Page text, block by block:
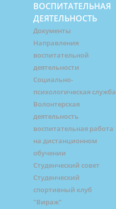
ВОСПИТАТЕЛЬНАЯ
ДЕЯТЕЛЬНОСТЬ
Документы
Направления
воспитательной
деятельности
Социально-
психологическая служба
Волонтерская
деятельность
воспитательная работа
на дистанционном
обучении
Студенческий совет
Студенческий
спортивный клуб
"Вираж"